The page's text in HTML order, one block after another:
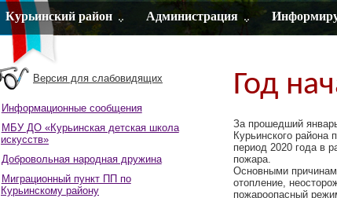
Курьинский район Администрация
Версия для слабовидящих
Информационные сообщения
МБУ ДО «Курьинская детская школа
искусств»
Добровольная народная дружина
Миграционный пункт ПП по
Курьинскому району
Год
За прошедший
Курьинского района
период 2020 года в
пожара.
Основными
отопление,
пожароопасный